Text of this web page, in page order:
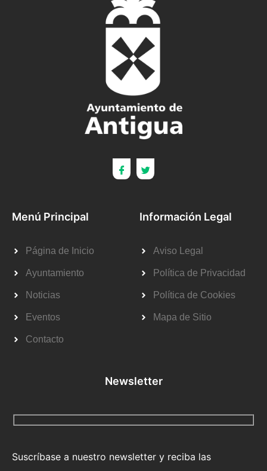
Menú Principal
Página de Inicio
Ayuntamiento
Noticias
Eventos
Contacto
Información Legal
Aviso Legal
Política de Privacidad
Política de Cookies
Mapa de Sitio
Newsletter
Suscríbase a nuestro newsletter y reciba las